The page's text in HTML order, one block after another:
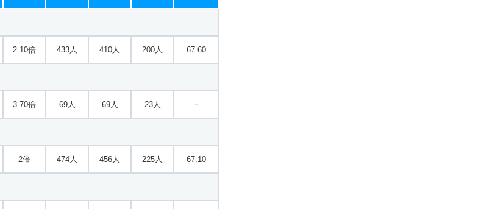
2.10倍 433人 410人 200人 67.60
3.70倍 69人 69人 23人 －
2倍 474人 456人 225人 67.10